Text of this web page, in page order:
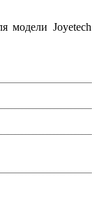
модели Joyetech